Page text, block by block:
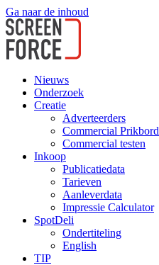
Ga naar de inhoud
Nieuws
Onderzoek
Creatie
Adverteerders
Commercial Prikbord
Commercial testen
Inkoop
Publicatiedata
Tarieven
Aanleverdata
Impressie Calculator
SpotDeli
Ondertiteling
English
TIP